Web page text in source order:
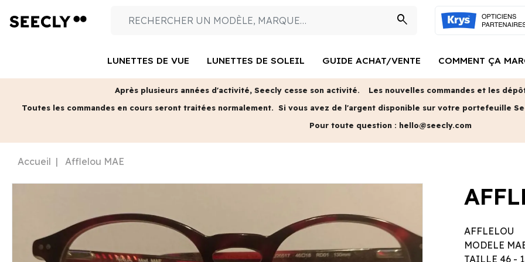
search
LUNETTES DE VUE LUNETTES DE SOLEIL GUIDE ACHAT/VENTE COMMENT ÇA
Après plusieurs années d'activité, Seecly cesse son activité.
Les nouvelles commandes et les
Toutes les commandes en cours seront traitées normalement. Si vous avez de l'argent disponible sur votre portefeuille
Pour toute question : hello@seecly.com
Accueil Afflelou MAE
AFFLELOU
MODELE
TAILLE 46 -